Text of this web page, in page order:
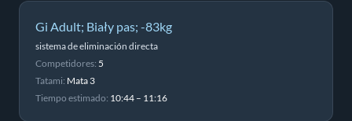
Gi Adult; Biały pas; -83kg
sistema de eliminación directa
Competidores: 5
Tatami: Mata 3
Tiempo estimado: 10:44 – 11:16